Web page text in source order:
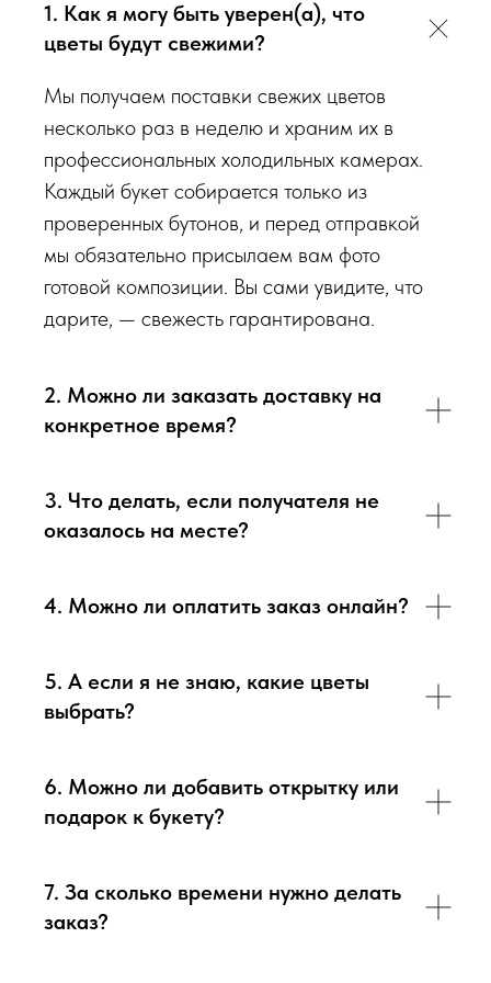
Мы подходим к каждой доставке цветов индивидуально
исходя из ассортимента свежих цветов, которые есть в
наличии на момент нужной даты доставки. Заказывая
виду букета (Приблизительному размеру букета, цветовой
гаммы, формату), после заказа с Вами сразу свяжется наш
администратор для уточнения деталей заказа.
Перед тем как отправить букет на доставку мы
обязательно пришлем Вам на согласование фото и
видео непосредственно того букета, который наш
Доставка цветов в Севастополе . Качественно. Быстро.
1. Как я могу быть уверен(а), что
цветы будут свежими?
Мы получаем поставки свежих цветов
несколько раз в неделю и храним их в
профессиональных холодильных камерах.
Каждый букет собирается только из
проверенных бутонов, и перед отправкой
мы обязательно присылаем вам фото
готовой композиции. Вы сами увидите, что
дарите, — свежесть гарантирована.
2. Можно ли заказать доставку на
конкретное время?
3. Что делать, если получателя не
оказалось на месте?
4. Можно ли оплатить заказ онлайн?
5. А если я не знаю, какие цветы
выбрать?
6. Можно ли добавить открытку или
подарок к букету?
7. За сколько времени нужно делать
заказ?